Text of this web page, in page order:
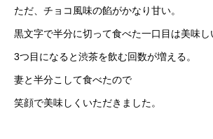
ただ、チョコ風味の餡がかなり甘い。
黒文字で半分に切って食べた一口目は美味し
3つ目になると渋茶を飲む回数が増える。
妻と半分こして食べたので
笑顔で美味しくいただきました。